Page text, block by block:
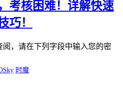
考核困难！详解快速
巧！
，请在下列字段中输入您的密
时魔